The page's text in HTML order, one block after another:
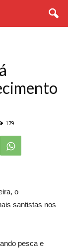
179
o
santistas nos
pesca e